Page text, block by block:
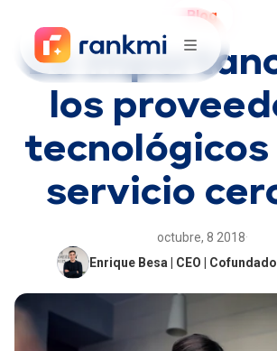
Blog
La
los
tecnológicos
servicio
octubre, 8 2018·
Enrique Besa | CEO |